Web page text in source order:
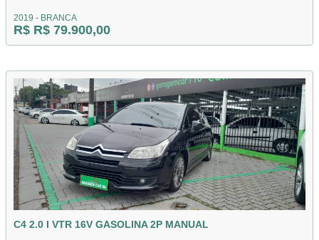
2019 - BRANCA
R$ R$ 79.900,00
C4 2.0 I VTR 16V GASOLINA 2P MANUAL